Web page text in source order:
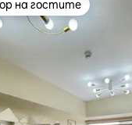
на гостите
на гостите